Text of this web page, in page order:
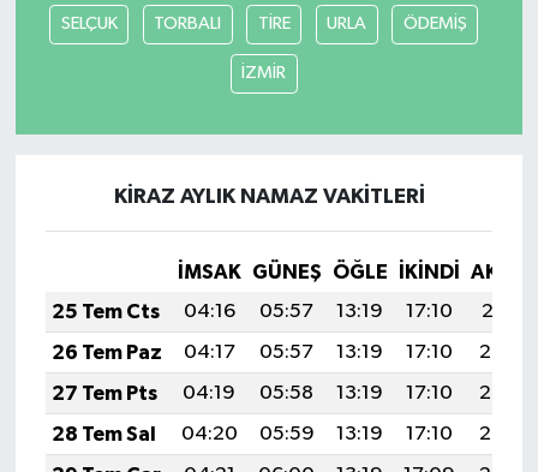
SELÇUK TORBALI TİRE URLA ÖDEMİŞ
İZMİR
KİRAZ AYLIK NAMAZ VAKITLERI
İMSAK GÜNEŞ ÖĞLE İKINDI
25 Tem Cts
04:16 05:57 13:19 17:10
20:31
26 Tem Paz
04:17 05:57 13:19 17:10
20:30
27 Tem Pts
04:19 05:58 13:19 17:10
20:29
28 Tem Sal
04:20 05:59 13:19 17:10
20:28